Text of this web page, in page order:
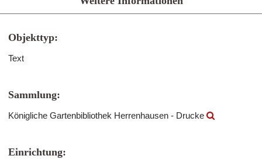
Objekttyp:
Text
Sammlung:
Königliche Gartenbibliothek Herrenhausen - Drucke
Einrichtung: